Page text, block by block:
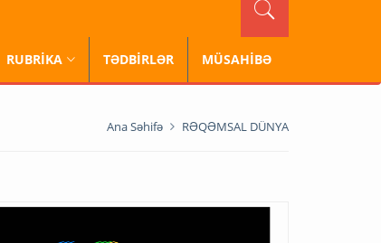
RUBRİKA TƏDBİRLƏR MÜSAHİBƏ
Ana Səhifə RƏQƏMSAL DÜNYA